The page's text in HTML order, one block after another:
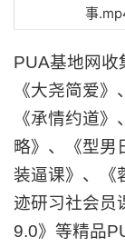
事
PUA基地网收
《大尧简爱
《承情约道
略》、《型男
装逼课》、《
迹研习社会员
9.0》等精品